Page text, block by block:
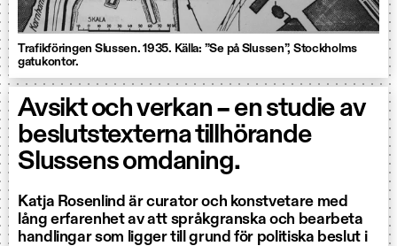
Trafikföringen Slussen. 1935. Källa: ”Se på Slussen”, Stockholms
gatukontor.
Avsikt och verkan – en studie av
beslutstexterna tillhörande
Slussens omdaning.
Katja Rosenlind är curator och konstvetare med
lång erfarenhet av att språkgranska och bearbeta
handlingar som ligger till grund för politiska beslut i